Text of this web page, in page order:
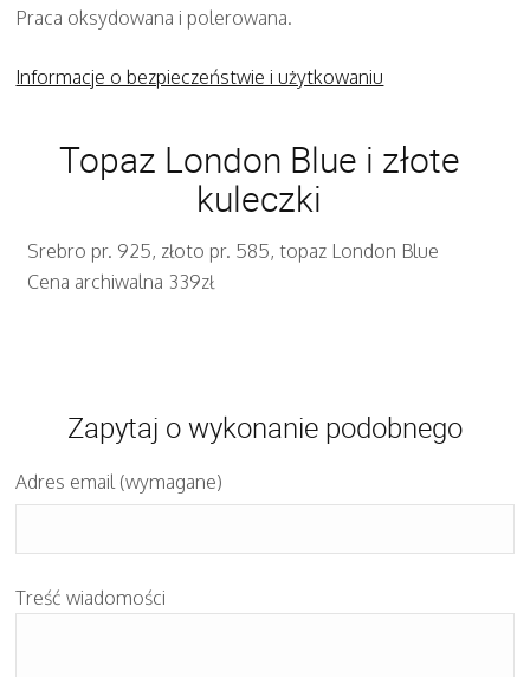
Praca oksydowana i polerowana.
Informacje o bezpieczeństwie i użytkowaniu
Topaz London Blue i złote
kuleczki
Srebro pr. 925, złoto pr. 585, topaz London Blue
Cena archiwalna 339zł
Zapytaj o wykonanie podobnego
Adres email (wymagane)
Treść wiadomości